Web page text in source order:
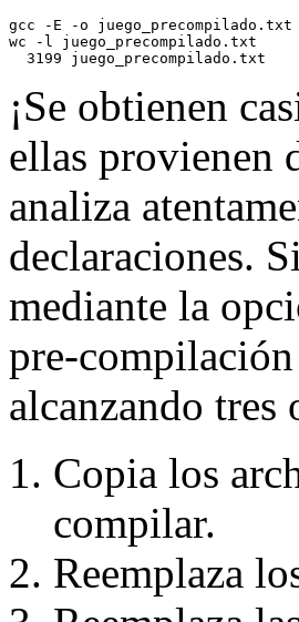
gcc -E -o juego_precompilado.txt
wc -l juego_precompilado.txt
¡Se obtienen
ellas provienen
analiza
declaraciones.
mediante la
pre-
alcanzando
Copia los
compilar.
Reemplaza